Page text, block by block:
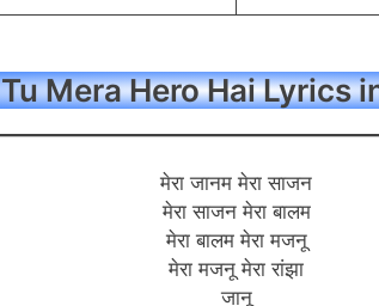
Tu Mera Hero Hai Lyrics
मेरा जानम मेरा साजन
मेरा साजन मेरा बालम
मेरा बालम मेरा मजनू
मेरा मजनू मेरा रांझा
जानू